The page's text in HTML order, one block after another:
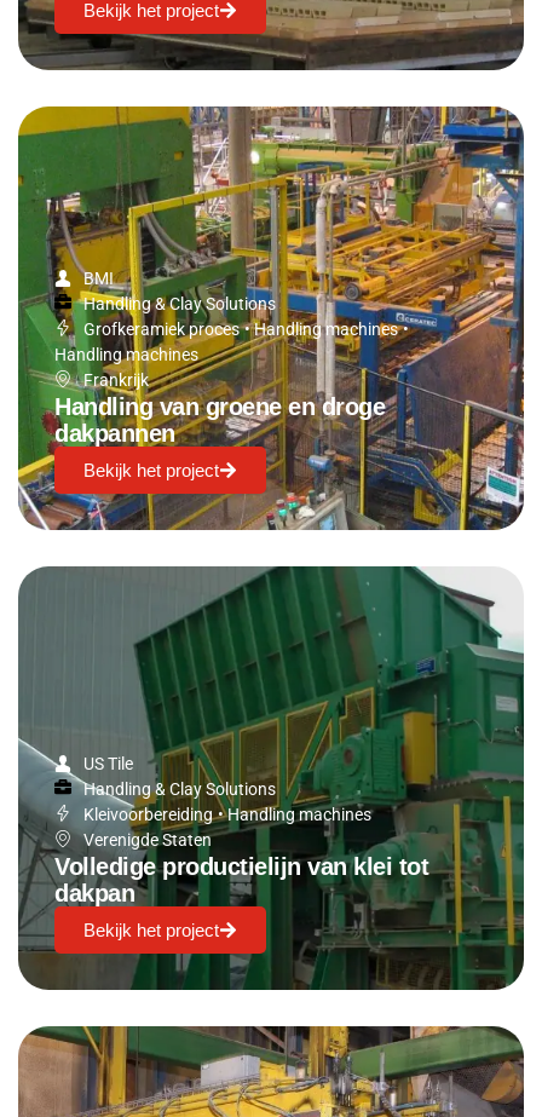
Bekijk het project
BMI
Handling & Clay Solutions
Grofkeramiek proces •Handling machines •
Handling machines
Frankrijk
Handling van groene en droge
dakpannen
Bekijk het project
US Tile
Handling & Clay Solutions
Kleivoorbereiding •Handling machines
Verenigde Staten
Volledige productielijn van klei tot
dakpan
Bekijk het project